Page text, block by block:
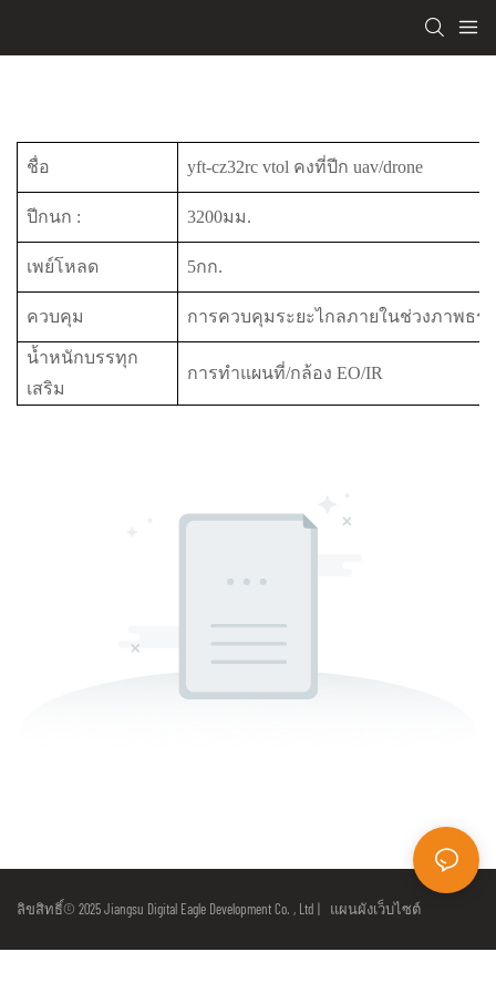
ชื่อ yft-cz32rc vtol คงที่ปีก uav/drone
ปีกนก : 3200มม.
เพย์โหลด 5กก.
ควบคุม การควบคุมระยะไกลภายในช่วงภาพธร
น้ำหนักบรรทุก
เสริม
การทำแผนที่/กล้อง EO/IR
ลิขสิทธิ์© 2025 Jiangsu Digital Eagle Development Co. , Ltd | แผนผังเว็บไซต์